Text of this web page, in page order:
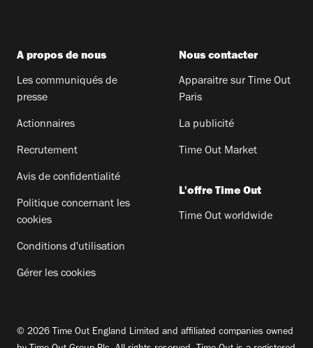
A propos de nous
Les communiqués de
presse
Actionnaires
Recrutement
Avis de confidentialité
Politique concernant les
cookies
Conditions d'utilisation
Gérer les cookies
Nous contacter
Apparaitre sur Time Out
Paris
La publicité
Time Out Market
L'offre Time Out
Time Out worldwide
© 2026 Time Out England Limited and affiliated companies owned